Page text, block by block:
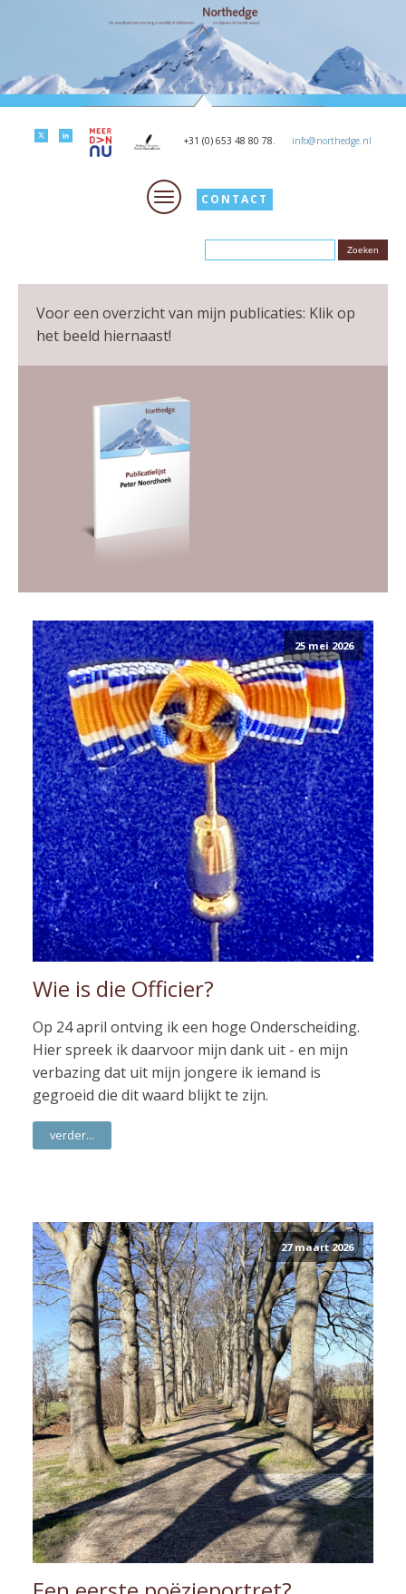
+31 (0) 653 48 80 78. info@northedge.nl
CONTACT
Voor een overzicht van mijn publicaties: Klik op
het beeld hiernaast!
25 mei 2026
Wie is die Officier?
Op 24 april ontving ik een hoge Onderscheiding.
Hier spreek ik daarvoor mijn dank uit - en mijn
verbazing dat uit mijn jongere ik iemand is
gegroeid die dit waard blijkt te zijn.
verder...
27 maart 2026